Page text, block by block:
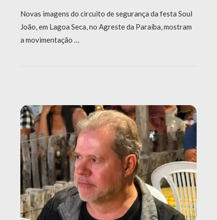
Novas imagens do circuito de segurança da festa Soul
João, em Lagoa Seca, no Agreste da Paraíba, mostram
a movimentação …